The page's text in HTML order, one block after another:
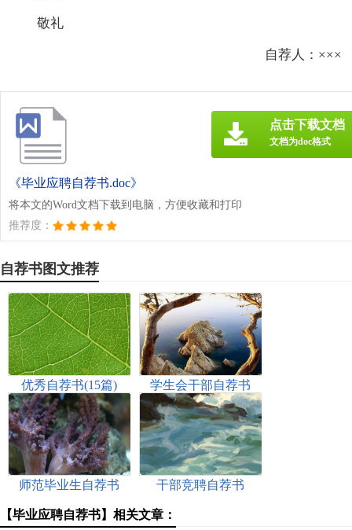
敬礼
自荐人：×××
《毕业应聘自荐书.doc》
将本文的Word文档下载到电脑，方便收藏和打印
推荐度：
点击下载文档
文档为doc格式
自荐书图文推荐
优秀自荐书(15篇) 学生会干部自荐书
师范毕业生自荐书 干部竞聘自荐书
【毕业应聘自荐书】相关文章：